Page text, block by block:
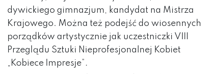
dywickiego gimnazjum, kandydat na Mistrza
Krajowego. Można też podejść do wiosennych
porządków artystycznie jak uczestniczki VIII
Przeglądu Sztuki Nieprofesjonalnej Kobiet
„Kobiece Impresje”.